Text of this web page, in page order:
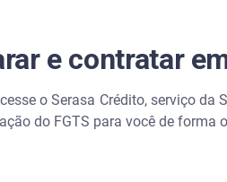
e contratar
o Serasa Crédito, serviço
do FGTS para você de forma